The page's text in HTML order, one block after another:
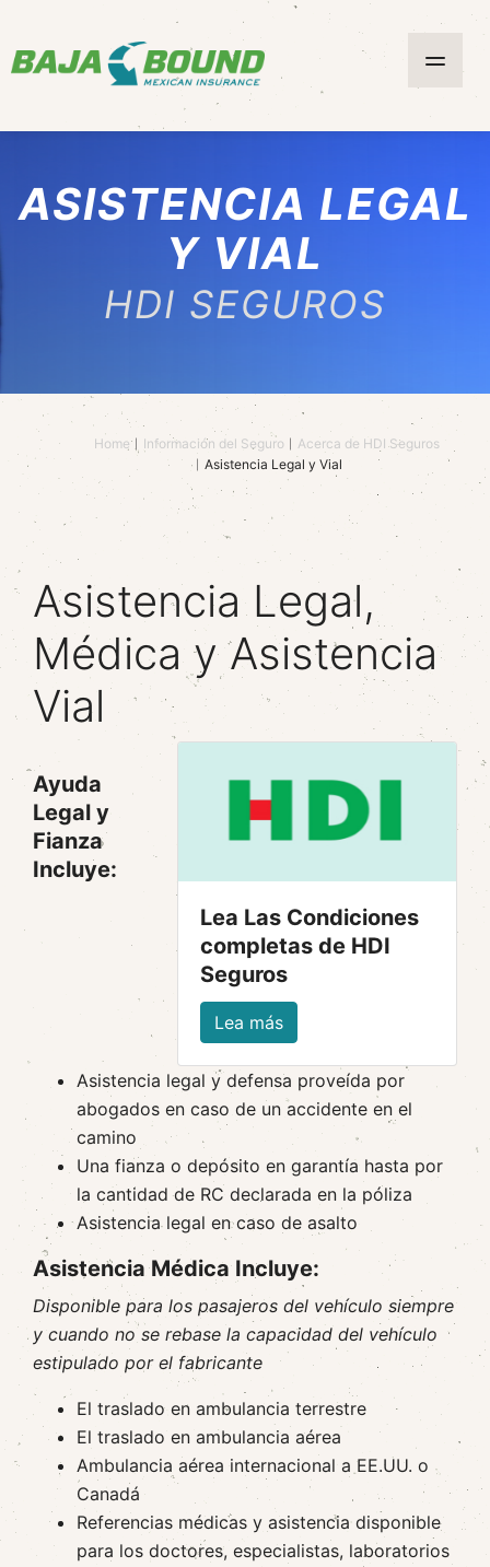
ASISTENCIA LEGAL
Y VIAL
HDI SEGUROS
Home Información del Seguro
Acerca de HDI Seguros
Asistencia Legal y Vial
Asistencia Legal,
Médica y Asistencia
Vial
Lea Las Condiciones
completas de HDI
Seguros
Lea más
Ayuda
Legal y
Fianza
Incluye:
Asistencia legal y defensa proveída por
abogados en caso de un accidente en el
camino
Una fianza o depósito en garantía hasta por
la cantidad de RC declarada en la póliza
Asistencia legal en caso de asalto
Asistencia Médica Incluye:
Disponible para los pasajeros del vehículo siempre
y cuando no se rebase la capacidad del vehículo
estipulado por el fabricante
El traslado en ambulancia terrestre
El traslado en ambulancia aérea
Ambulancia aérea internacional a EE.UU. o
Canadá
Referencias médicas y asistencia disponible
para los doctores, especialistas, laboratorios